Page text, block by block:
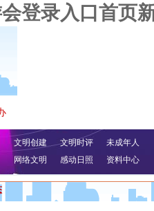
登录入口首页
文明创建 文明时评
未成年人
网络文明
感动日照 资料中心